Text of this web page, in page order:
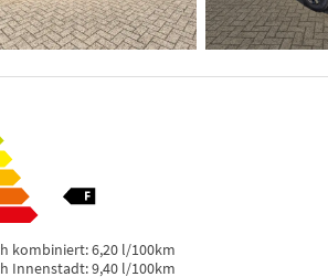
kombiniert:6,20 l/100km
Innenstadt:9,40 l/100km